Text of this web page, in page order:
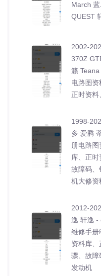
March
QUEST
2002-
370Z
籁
电路图资
正时资料
1998-
多 爱腾
册电路图
库、正时
故障码、
机大修资
2012-
逸 轩逸 -
维修手册
资料库
骤、故障
发动机